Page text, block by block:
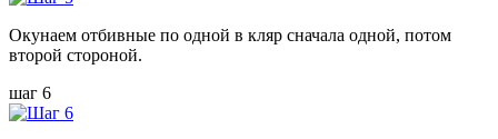
Окунаем отбивные по одной в кляр сначала одной, потом
второй стороной.
шаг 6